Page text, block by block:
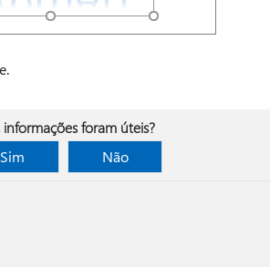
informações foram úteis?
Sim
Não